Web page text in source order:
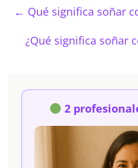
← Qué significa soñar
¿Qué significa soñar
2